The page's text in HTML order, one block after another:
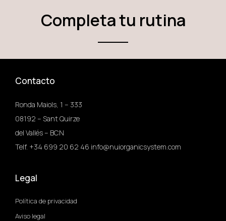
Completa tu rutina
Contacto
Ronda Maiols, 1 – 333
08192 – Sant Quirze
del Vallés – BCN
Telf. +34 699 20 62 46 info@nuiorganicsystem.com
Legal
Política de privacidad
Aviso legal